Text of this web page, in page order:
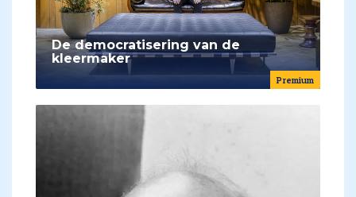
Premium
De democratisering van de
kleermaker